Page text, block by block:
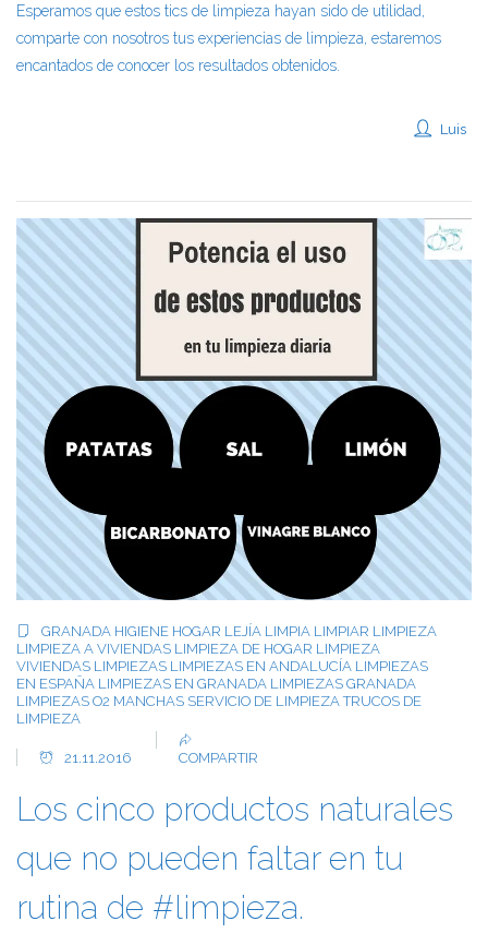
Esperamos que estos tics de limpieza hayan sido de utilidad,
comparte con nosotros tus experiencias de limpieza, estaremos
encantados de conocer los resultados obtenidos.
Luis
GRANADA HIGIENE HOGAR LEJÍA LIMPIA LIMPIAR LIMPIEZA
LIMPIEZA A VIVIENDAS LIMPIEZA DE HOGAR LIMPIEZA
VIVIENDAS LIMPIEZAS LIMPIEZAS EN ANDALUCÍA LIMPIEZAS
EN ESPAÑA LIMPIEZAS EN GRANADA LIMPIEZAS GRANADA
LIMPIEZAS O2 MANCHAS SERVICIO DE LIMPIEZA TRUCOS DE
LIMPIEZA
21.11.2016 COMPARTIR
Los cinco productos naturales
que no pueden faltar en tu
rutina de #limpieza.